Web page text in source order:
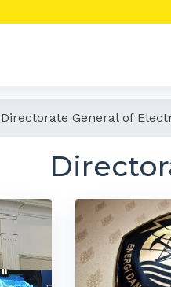
Directorate General of